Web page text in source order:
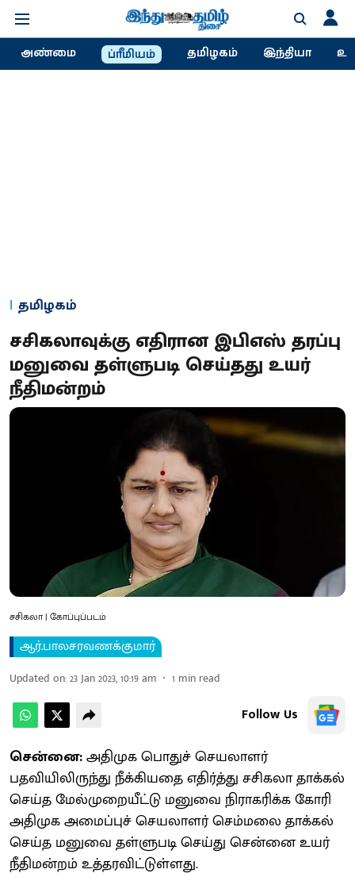
அண்மை ப்ரீமியம் தமிழகம் இந்தியா
தமிழகம்
சசிகலாவுக்கு எதிரான இபிஎஸ் தரப்பு
மனுவை தள்ளுபடி செய்தது உயர்
நீதிமன்றம்
சசிகலா | கோப்புப்படம்
ஆர்.பாலசரவணக்குமார்
Updated on:23 Jan 2023, 10:19 am 1 min read
Follow Us
சென்னை:அதிமுக பொதுச் செயலாளர்
பதவியிலிருந்து நீக்கியதை எதிர்த்து சசிகலா தாக்கல்
செய்த மேல்முறையீட்டு மனுவை நிராகரிக்க கோரி
அதிமுக அமைப்புச் செயலாளர் செம்மலை தாக்கல்
செய்த மனுவை தள்ளுபடி செய்து சென்னை உயர்
நீதிமன்றம் உத்தரவிட்டுள்ளது.